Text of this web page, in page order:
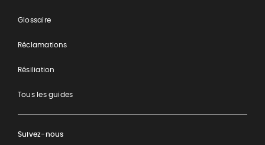
Glossaire
Réclamations
Résiliation
Tous les guides
Suivez-nous